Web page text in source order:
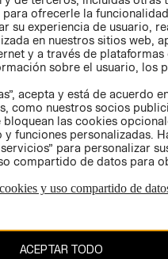
AVISO DE
PRIVACIDAD
GIFT CARD
ofrecerle la
su experiencia de usuario,
en nuestros sitios web,
y a través de plataformas
sobre el usuario, los
acepta y está de acuerdo
como nuestros socios
bloquean las cookies
funciones personalizadas.
para personalizar
compartido de datos para
y uso compartido de
ACEPTAR TODO